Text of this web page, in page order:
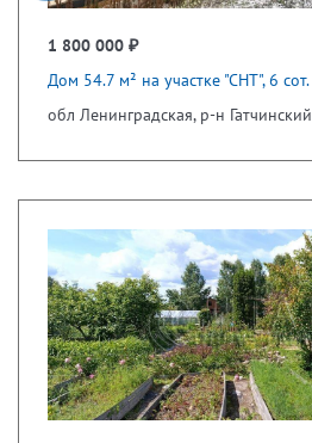
1 800 000 ₽
Дом 54.7 м² на участке "СНТ", 6 сот.
обл Ленинградская, р-н Гатчинский